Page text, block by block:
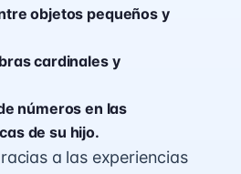
objetos pequeños y
cardinales y
números en las
de su hijo.
a las experiencias